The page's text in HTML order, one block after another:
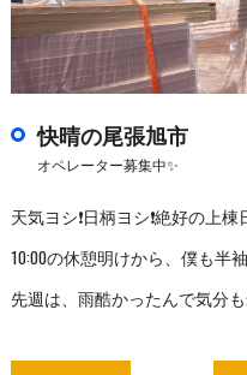
快晴の尾張旭市
オペレーター募集中✨
天気ヨシ❗日柄ヨシ❗絶好の上棟
10:00の休憩明けから、僕も半
先週は、雨酷かったんで気分